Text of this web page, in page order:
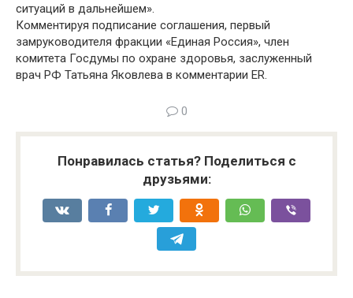
ситуаций в дальнейшем».
Комментируя подписание соглашения, первый
замруководителя фракции «Единая Россия», член
комитета Госдумы по охране здоровья, заслуженный
врач РФ Татьяна Яковлева в комментарии ER.
0
Понравилась статья? Поделиться с
друзьями: